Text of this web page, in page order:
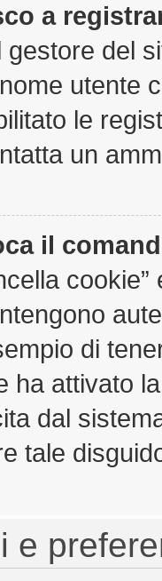
a
gestore del
utente
le
un
il
di
ha attivato
dal
tale
e